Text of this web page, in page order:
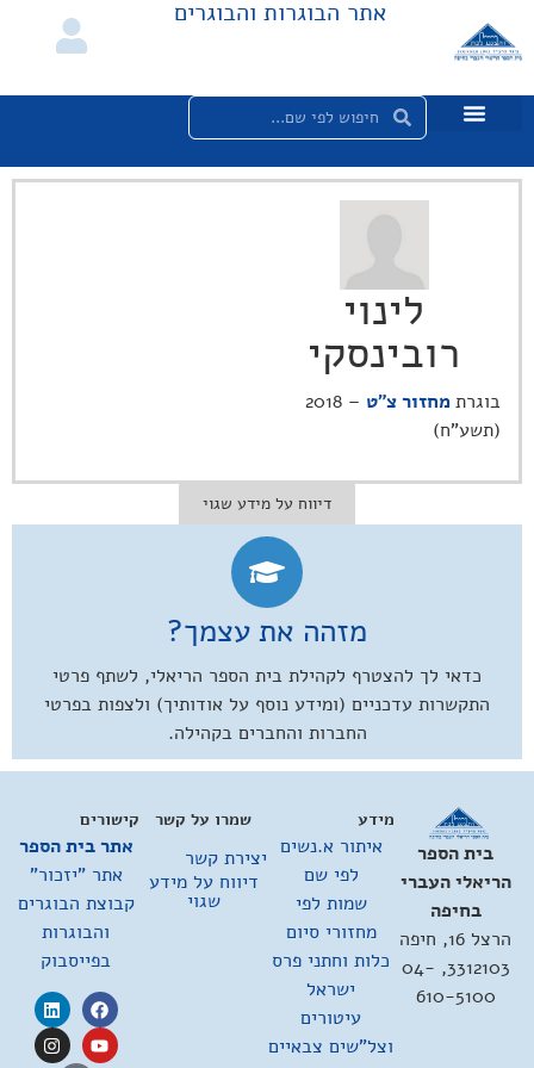
אתר הבוגרות והבוגרים
לינוי
רובינסקי
בוגרתמחזור צ"ט
– 2018
(תשע"ח)
דיווח על מידע שגוי
מזהה את עצמך?
כדאי לך להצטרף לקהילת בית הספר הריאלי, לשתף פרטי
התקשרות עדכניים (ומידע נוסף על אודותיך) ולצפות בפרטי
החברות והחברים בקהילה.
בית הספר
הריאלי העברי
בחיפה
הרצל 16, חיפה
3312103, 04-
610-5100
מידע
איתור א.נשים
לפי שם
שמות לפי
מחזורי סיום
כלות וחתני פרס
ישראל
עיטורים
וצל"שים צבאיים
קישורים
אתר בית הספר
אתר "יזכור"
קבוצת הבוגרים
והבוגרות
בפייסבוק
שמרו על קשר
יצירת קשר
דיווח על מידע
שגוי